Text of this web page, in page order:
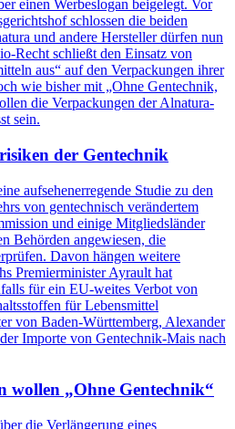
einen Werbeslogan beigelegt. Vor
schlossen die beiden
und andere Hersteller dürfen nun
Recht schließt den Einsatz von
aus“ auf den Verpackungen ihrer
wie bisher mit „Ohne Gentechnik,
die Verpackungen der Alnatura-
sein.
der Gentechnik
aufsehenerregende Studie zu den
von gentechnisch verändertem
und einige Mitgliedsländer
Behörden angewiesen, die
Davon hängen weitere
Premierminister Ayrault hat
für ein EU-weites Verbot von
für Lebensmittel
von Baden-Württemberg, Alexander
Importe von Gentechnik-Mais nach
wollen „Ohne Gentechnik“
die Verlängerung eines